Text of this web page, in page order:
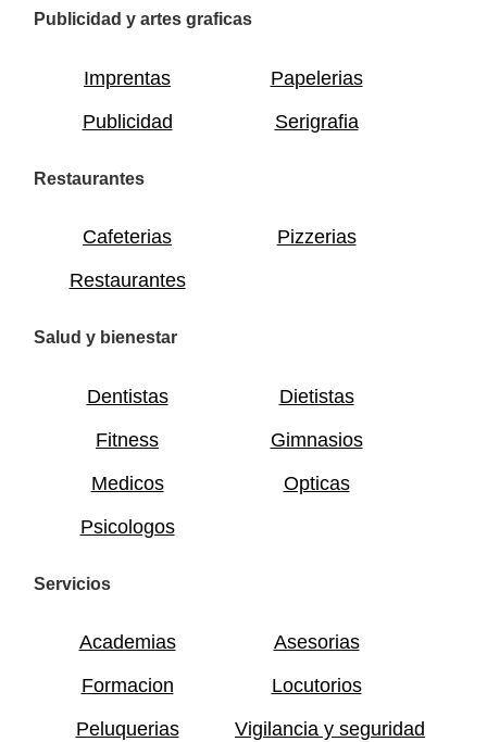
Publicidad y artes graficas
Imprentas
Papelerias
Publicidad
Serigrafia
Restaurantes
Cafeterias
Pizzerias
Restaurantes
Salud y bienestar
Dentistas
Dietistas
Fitness
Gimnasios
Medicos
Opticas
Psicologos
Servicios
Academias
Asesorias
Formacion
Locutorios
Peluquerias
Vigilancia y seguridad